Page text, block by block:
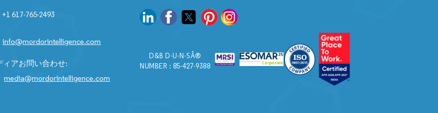
+1 617-765-2493
info@mordorintelligence.com
ィアお問い合わせ:
media@mordorintelligence.com
D&B D-U-N-SÂ®
NUMBER : 85-427-9388